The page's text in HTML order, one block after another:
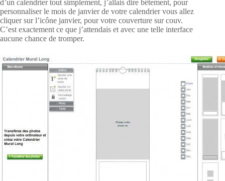
d’un calendrier tout simplement, j’allais dire bêtement, pour
personnaliser le mois de janvier de votre calendrier vous allez
cliquer sur l’icône janvier, pour votre couverture sur couv.
C’est exactement ce que j’attendais et avec une telle interface
aucune chance de tromper.